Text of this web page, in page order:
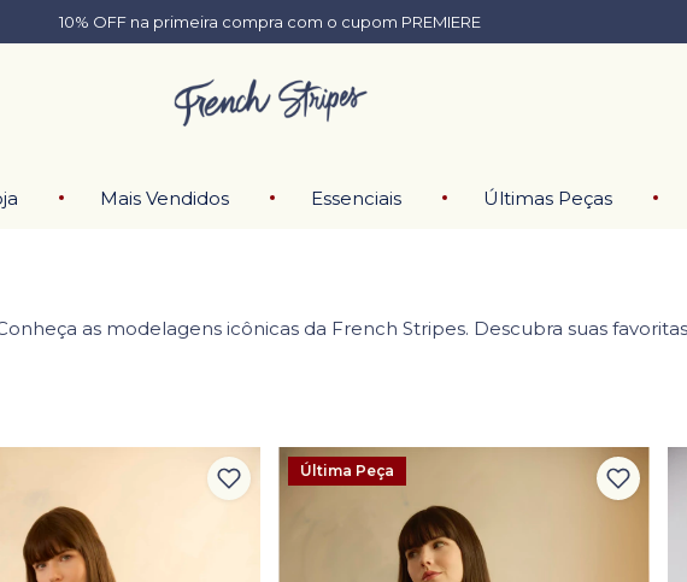
10% OFF na primeira compra com o cupom PREMIERE
Mais Vendidos Essenciais Últimas Peças
as modelagens icônicas da French Stripes. Descubra suas
Última Peça